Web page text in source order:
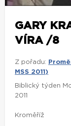
GARY
VÍRA /8
Z pořadu:
MSS 2011)
Biblický týden
2011
Kroměříž